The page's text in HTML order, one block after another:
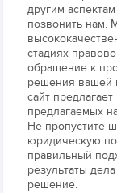
другим
позвонить нам.
стадиях
обращение к
решения вашей
сайт
предлагаемых
Не пропустите
юридическую
правильный
результаты
решение.